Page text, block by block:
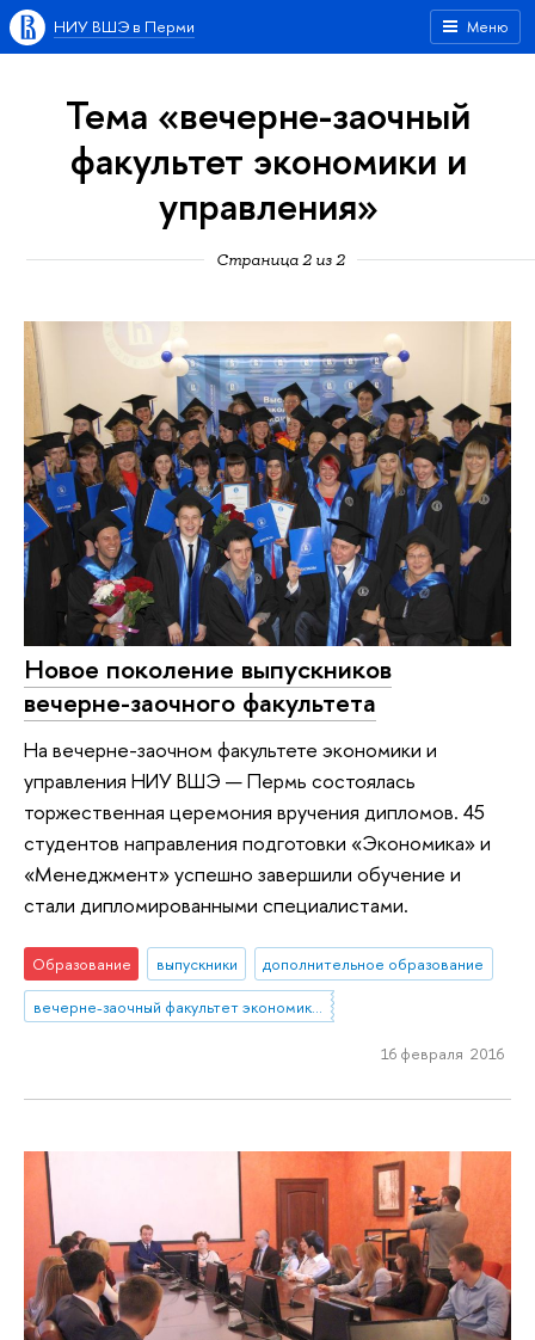
Меню
НИУ ВШЭ в Перми
Тема «вечерне-заочный
факультет экономики и
управления»
Страница 2 из 2
Новое поколение выпускников
вечерне-заочного факультета
На вечерне-заочном факультете экономики и
управления НИУ ВШЭ — Пермь состоялась
торжественная церемония вручения дипломов. 45
студентов направления подготовки «Экономика» и
«Менеджмент» успешно завершили обучение и
стали дипломированными специалистами.
Образование выпускники
дополнительное образование
вечерне-заочный факультет экономики и управления
16 февраля 2016